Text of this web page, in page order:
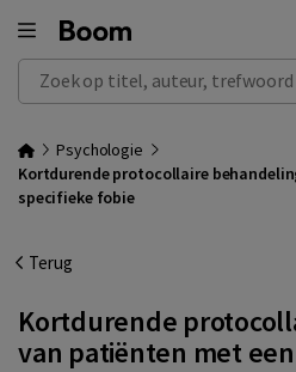
Zoek op titel, auteur, trefwoord of
Psychologie
Kortdurende protocollaire
specifieke fobie
Terug
Kortdurende
van patiënten met